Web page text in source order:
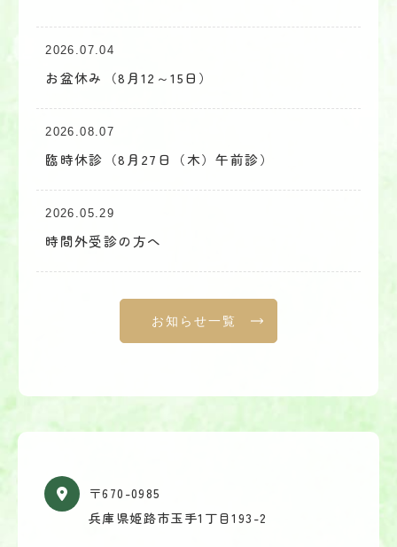
2026.07.04
お盆休み（8月12～15日）
2026.08.07
臨時休診（8月27日（木）午前診）
2026.05.29
時間外受診の方へ
お知らせ一覧
〒670-0985
兵庫県姫路市玉手1丁目193-2